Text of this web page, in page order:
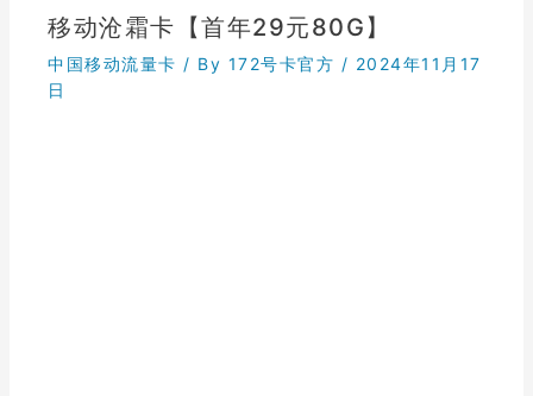
移动沧霜卡【首年29元80G】
中国移动流量卡 / By 172号卡官方 / 2024年11月17
日